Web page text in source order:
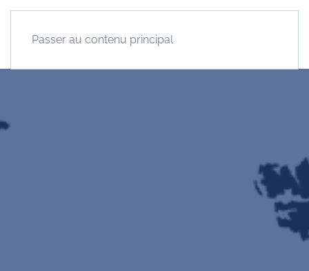
Passer au contenu principal